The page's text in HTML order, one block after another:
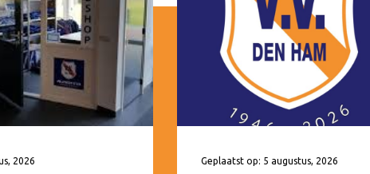
2026 Geplaatst op: 5 augustus, 2026